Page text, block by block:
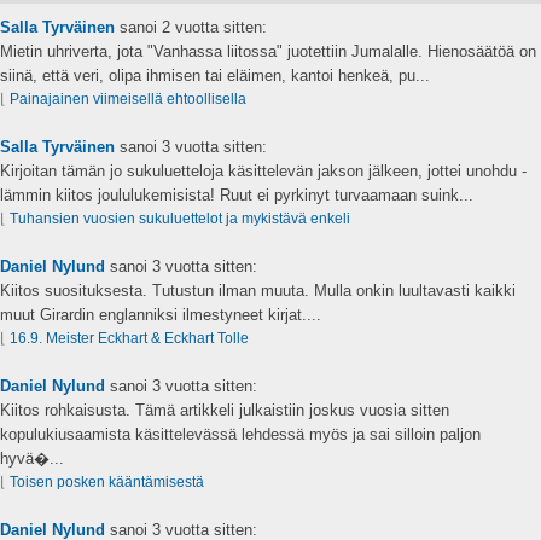
Salla Tyrväinen sanoi 2 vuotta sitten:
Mietin uhriverta, jota "Vanhassa liitossa" juotettiin Jumalalle. Hienosäätöä on
siinä, että veri, olipa ihmisen tai eläimen, kantoi henkeä, pu...
⌊ Painajainen viimeisellä ehtoollisella
Salla Tyrväinen sanoi 3 vuotta sitten:
Kirjoitan tämän jo sukuluetteloja käsittelevän jakson jälkeen, jottei unohdu -
lämmin kiitos joululukemisista! Ruut ei pyrkinyt turvaamaan suink...
⌊ Tuhansien vuosien sukuluettelot ja mykistävä enkeli
Daniel Nylund sanoi 3 vuotta sitten:
Kiitos suosituksesta. Tutustun ilman muuta. Mulla onkin luultavasti kaikki
muut Girardin englanniksi ilmestyneet kirjat....
⌊ 16.9. Meister Eckhart & Eckhart Tolle
Daniel Nylund sanoi 3 vuotta sitten:
Kiitos rohkaisusta. Tämä artikkeli julkaistiin joskus vuosia sitten
kopulukiusaamista käsittelevässä lehdessä myös ja sai silloin paljon
hyvä�...
⌊ Toisen posken kääntämisestä
Daniel Nylund sanoi 3 vuotta sitten: